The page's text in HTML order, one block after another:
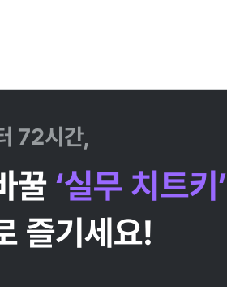
72시간,
꿀 ‘실무 치트키’
즐기세요!